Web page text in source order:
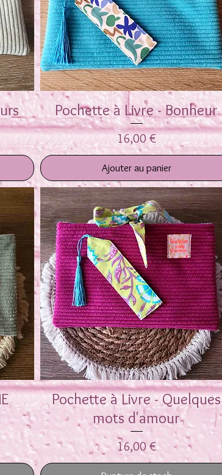
Aperçu rapide
Pochette à Livre - Bonheur
Prix
16,00 €
Ajouter au panier
Aperçu rapide
Pochette à Livre - Quelques
mots d'amour
Prix
16,00 €